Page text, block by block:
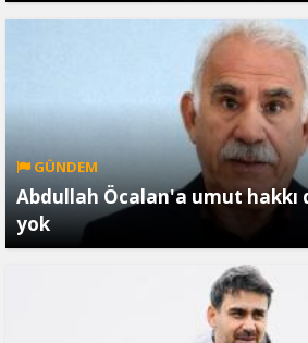
GÜNDEM
Abdullah Öcalan'a umut hakkı
yok